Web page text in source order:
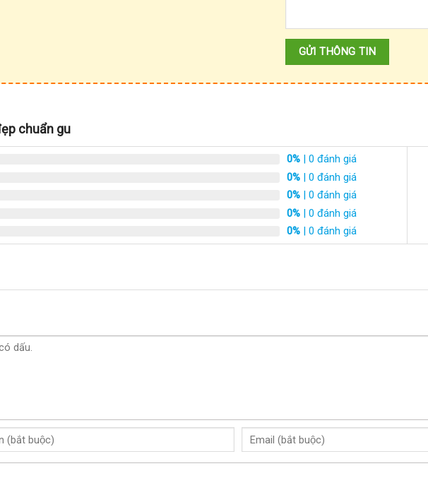
chuẩn gu
0% | 0 đánh giá
0% | 0 đánh giá
0% | 0 đánh giá
0% | 0 đánh giá
0% | 0 đánh giá